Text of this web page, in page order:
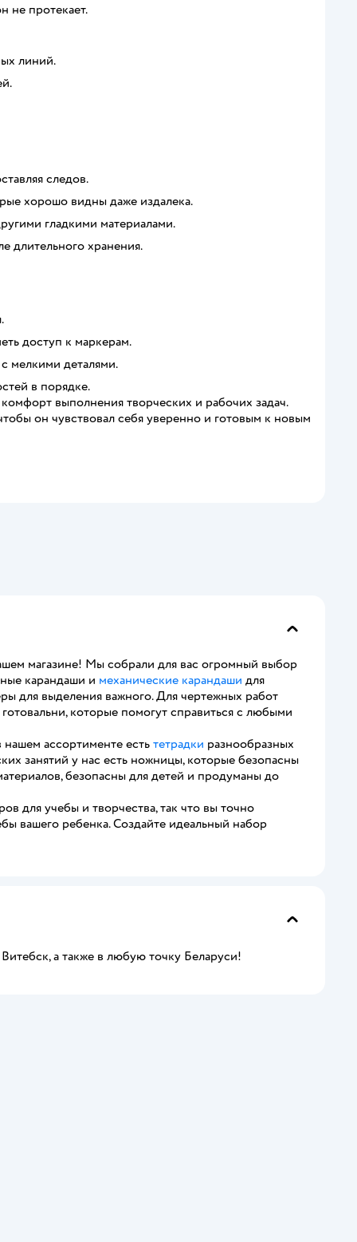
не протекает.
линий.
следов.
хорошо видны даже издалека.
гладкими материалами.
длительного хранения.
доступ к маркерам.
мелкими деталями.
в порядке.
выполнения творческих и рабочих задач.
он чувствовал себя уверенно и готовым к новым
магазине! Мы собрали для вас огромный выбор
карандаши и механические карандаши для
для выделения важного. Для чертежных работ
которые помогут справиться с любыми
ассортименте есть тетрадки разнообразных
занятий у нас есть ножницы, которые безопасны
безопасны для детей и продуманы до
для учебы и творчества, так что вы точно
вашего ребенка. Создайте идеальный набор
а также в любую точку Беларуси!